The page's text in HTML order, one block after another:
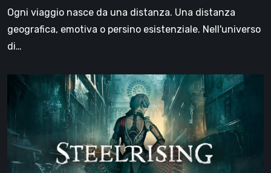
il
Ogni viaggio nasce da una distanza. Una distanza
geografica, emotiva o persino esistenziale. Nell'universo
di…
Steelrising,
recensione:
rivoluzione
sotto
ingranaggi